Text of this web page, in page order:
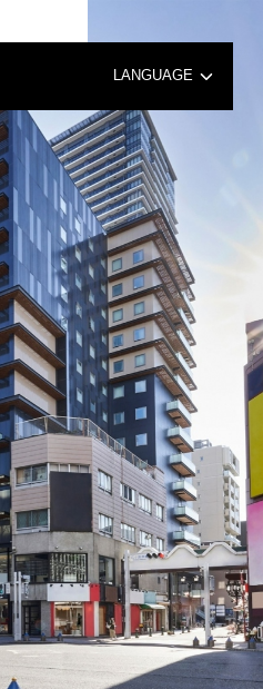
LANGUAGE
English
中文（簡体字）
中文（繁体字）
한국어
6日(木)「ダイワロ…